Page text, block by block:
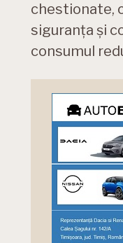
chestionate,
siguranța și
consumul